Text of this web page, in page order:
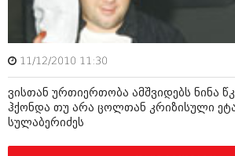
პოლიტიკა
ინტერვიუები
ამბები
საზოგადოება
მოდი, ვილაპარაკოთ
საზოგადოება
მოდი, ვილაპარაკოთ
მოდა + დიზაინი
რელიგია
11/12/2010 11:30
ვისთან ურთიერთობა ამშვიდებს ნინა
ჰქონდა თუ არა ცოლთან კრიზისული
სულაბერიძეს